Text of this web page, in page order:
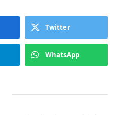
Twitter
WhatsApp